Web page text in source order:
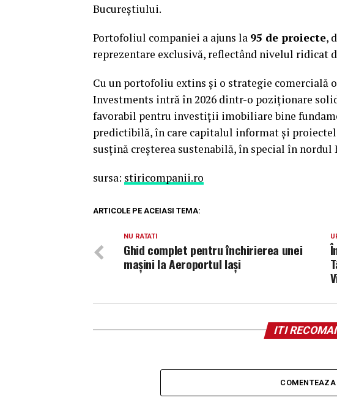
Bucureștiului.
Portofoliul companiei a ajuns la 95 de proiecte,
reprezentare exclusivă, reflectând nivelul ridicat
Cu un portofoliu extins și o strategie comercială
Investments intră în 2026 dintr-o poziționare
favorabil pentru investiții imobiliare bine
predictibilă, în care capitalul informat și
susțină creșterea sustenabilă, în special în
sursa: stiricompanii.ro
ARTICOLE PE ACEIASI TEMA:
NU RATATI
Ghid complet pentru închirierea unei
mașini la Aeroportul Iași
ITI
COMENTEAZA